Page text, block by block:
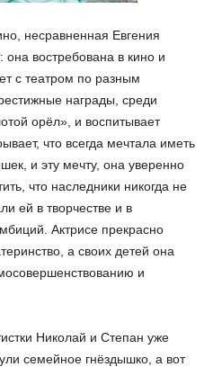
несравненная Евгения
она востребована в кино и
с театром по разным
награды, среди
орёл», и воспитывает
что всегда мечтала иметь
и эту мечту, она уверенно
что наследники никогда не
ей в творчестве и в
Актрисе прекрасно
а своих детей она
и
Николай и Степан уже
семейное гнёздышко, а вот